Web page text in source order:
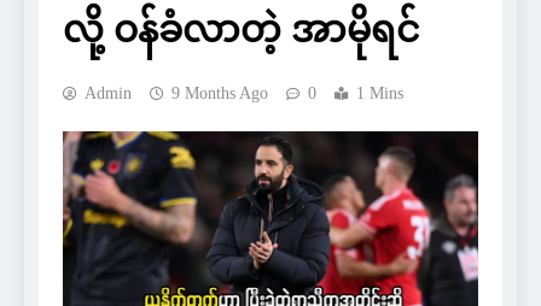
လို့ ဝန်ခံလာတဲ့ အာမိုရင်
Admin 9 Months Ago 0 1 Mins